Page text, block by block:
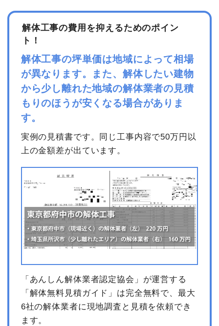
品名 数量 単価
内装解体店舗12坪1階建て
養生費
1式
30,000円
諸経費
0円
値引き
9,800円
小計
608,200円
消費税
合計金額
670,000円
解体工事の費用を抑えるためのポイン
ト！
解体工事の坪単価は地域によって相場
が異なります。また、解体したい建物
から少し離れた地域の解体業者の見積
もりのほうが安くなる場合がありま
す。
実例の見積書です。同じ工事内容で50万円以
上の金額差が出ています。
「あんしん解体業者認定協会」が運営する
「解体無料見積ガイド」は完全無料で、最大
6社の解体業者に現地調査と見積を依頼でき
ます。